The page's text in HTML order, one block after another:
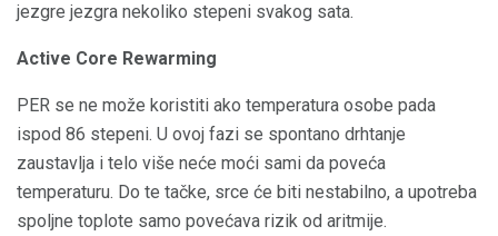
jezgre jezgra nekoliko stepeni svakog sata.
Active Core Rewarming
PER se ne može koristiti ako temperatura osobe pada
ispod 86 stepeni. U ovoj fazi se spontano drhtanje
zaustavlja i telo više neće moći sami da poveća
temperaturu. Do te tačke, srce će biti nestabilno, a upotreba
spoljne toplote samo povećava rizik od aritmije.